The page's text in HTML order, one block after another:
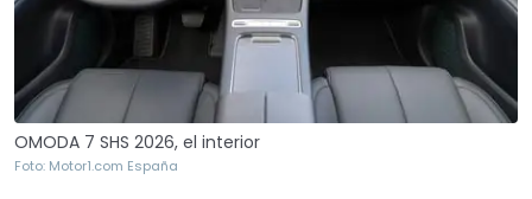
OMODA 7 SHS 2026, el interior
Foto: Motor1.com España